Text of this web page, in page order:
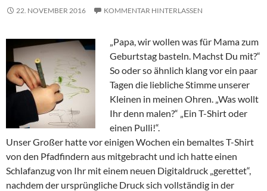
22. NOVEMBER 2016 KOMMENTAR HINTERLASSEN
„Papa, wir wollen was für Mama zum
Geburtstag basteln. Machst Du mit?“
So oder so ähnlich klang vor ein paar
Tagen die liebliche Stimme unserer
Kleinen in meinen Ohren. „Was wollt
Ihr denn malen?“ „Ein T-Shirt oder
einen Pulli!“.
Unser Großer hatte vor einigen Wochen ein bemaltes T-Shirt
von den Pfadfindern aus mitgebracht und ich hatte einen
Schlafanzug von Ihr mit einem neuen Digitaldruck „gerettet“,
nachdem der ursprüngliche Druck sich vollständig in der